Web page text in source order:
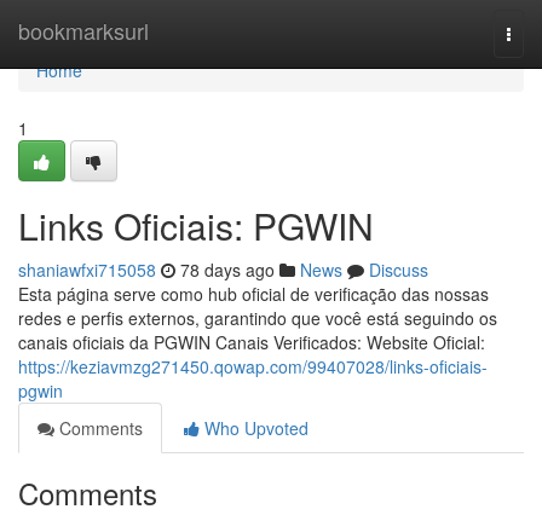
bookmarksurl
Home
Home
1
Links Oficiais: PGWIN
shaniawfxi715058 78 days ago News
Discuss
Esta página serve como hub oficial de verificação das nossas
redes e perfis externos, garantindo que você está seguindo os
canais oficiais da PGWIN Canais Verificados: Website Oficial:
https://keziavmzg271450.qowap.com/99407028/links-oficiais-
pgwin
Comments
Who Upvoted
Comments